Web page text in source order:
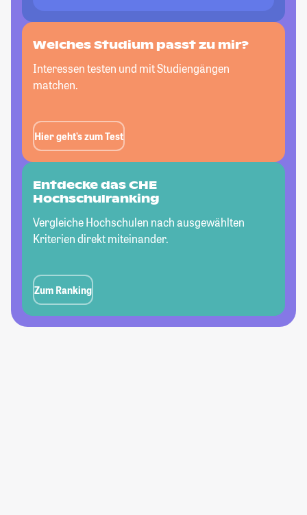
Welches Studium passtzu mir?
Interessen testen und mit Studiengängen
matchen.
Hier geht’s zum Test
Entdecke das CHE
Hochschulranking
Vergleiche Hochschulen nach ausgewählten
Kriterien direkt miteinander.
Zum Ranking